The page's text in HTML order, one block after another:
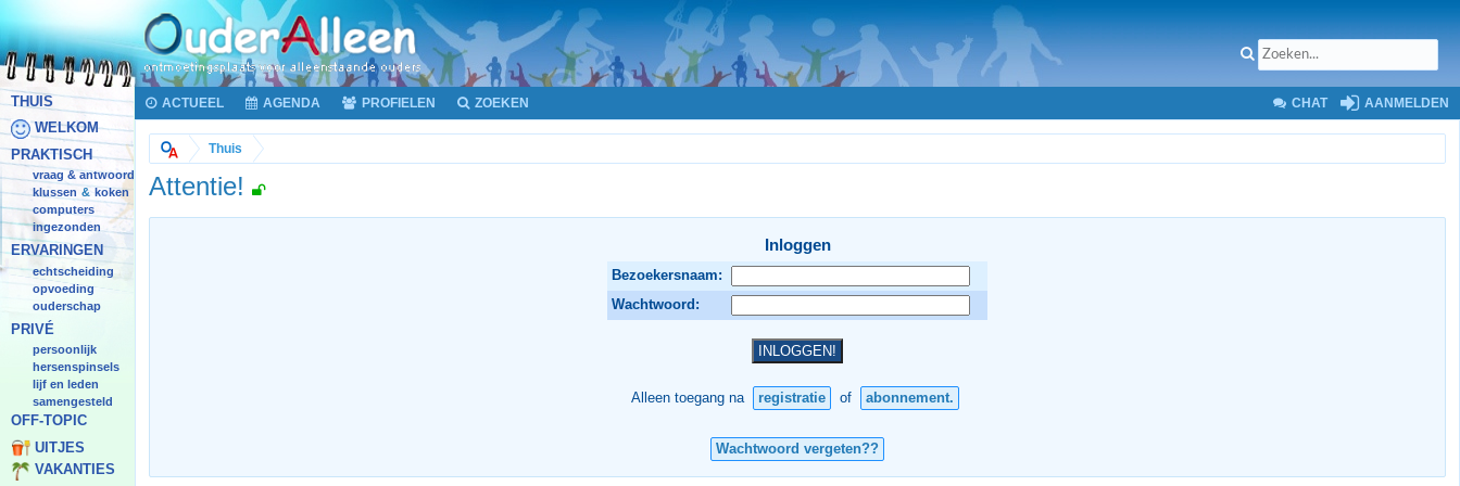
THUIS
WELKOM
PRAKTISCH
vraag & antwoord
klussen & koken
computers
ingezonden
ERVARINGEN
echtscheiding
opvoeding
ouderschap
PRIVÉ
persoonlijk
hersenspinsels
lijf en leden
samengesteld
OFF-TOPIC
UITJES
VAKANTIES
ACTUEEL AGENDA PROFIELEN ZOEKEN CHAT AANMELDEN
Thuis
Attentie!
Inloggen
Bezoekersnaam:
Wachtwoord:
Alleen toegang na registratie of abonnement.
Wachtwoord vergeten??